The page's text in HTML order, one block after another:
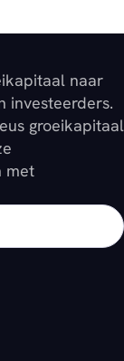
naar
investeerders.
groeikapitaal
met